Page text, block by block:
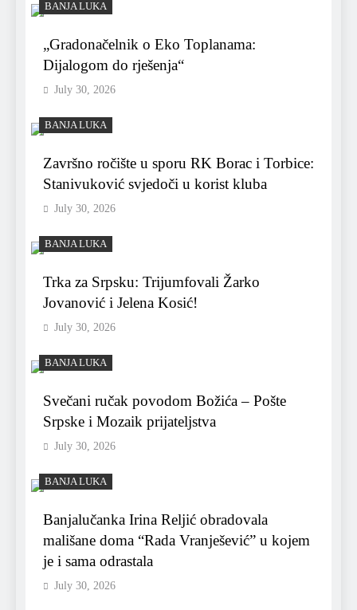
BANJA LUKA
„Gradonačelnik o Eko Toplanama:
Dijalogom do rješenja“
July 30, 2026
BANJA LUKA
Završno ročište u sporu RK Borac i Torbice:
Stanivuković svjedoči u korist kluba
July 30, 2026
BANJA LUKA
Trka za Srpsku: Trijumfovali Žarko
Jovanović i Jelena Kosić!
July 30, 2026
BANJA LUKA
Svečani ručak povodom Božića – Pošte
Srpske i Mozaik prijateljstva
July 30, 2026
BANJA LUKA
Banjalučanka Irina Reljić obradovala
mališane doma “Rada Vranješević” u kojem
je i sama odrastala
July 30, 2026